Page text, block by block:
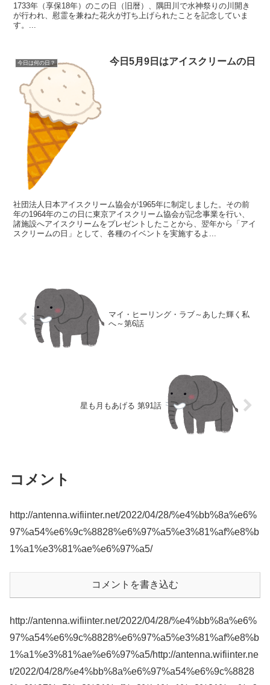
1733年（享保18年）のこの日（旧暦）、隅田川で水神祭りの川開き
が行われ、慰霊を兼ねた花火が打ち上げられたことを記念していま
す。...
今日は何の日？ 今日5月9日はアイスクリームの日
社団法人日本アイスクリーム協会が1965年に制定しました。その前
年の1964年のこの日に東京アイスクリーム協会が記念事業を行い、
諸施設へアイスクリームをプレゼントしたことから、翌年から「アイ
スクリームの日」として、各種のイベントを実施するよ...
マイ・ヒーリング・ラブ～あした輝く私
へ～第6話
星も月もあげる 第91話
コメント
http://antenna.wifiinter.net/2022/04/28/%e4%bb%8a%e6%
97%a54%e6%9c%8828%e6%97%a5%e3%81%af%e8%b
1%a1%e3%81%ae%e6%97%a5/
コメントを書き込む
http://antenna.wifiinter.net/2022/04/28/%e4%bb%8a%e6%
97%a54%e6%9c%8828%e6%97%a5%e3%81%af%e8%b
1%a1%e3%81%ae%e6%97%a5/http://antenna.wifiinter.ne
t/2022/04/28/%e4%bb%8a%e6%97%a54%e6%9c%8828